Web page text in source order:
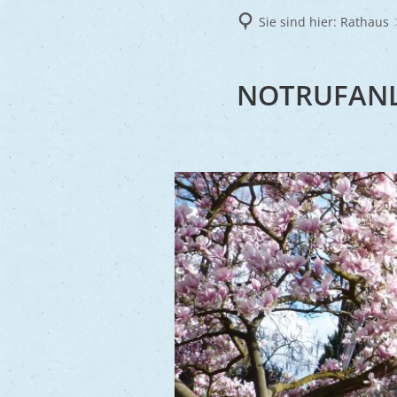
Sie sind hier: Rathaus